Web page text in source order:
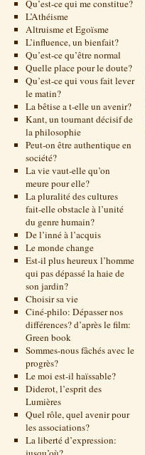
Qu’est-ce qui me constitue?
L’Athéisme
Altruisme et Egoïsme
L’influence, un bienfait?
Qu’est-ce qu’être normal
Quelle place pour le doute?
Qu’est-ce qui vous fait lever
le matin?
La bêtise a t-elle un avenir?
Kant, un tournant décisif de
la philosophie
Peut-on être authentique en
société?
La vie vaut-elle qu’on
meure pour elle?
La pluralité des cultures
fait-elle obstacle à l’unité
du genre humain?
De l’inné à l’acquis
Le monde change
Est-il plus heureux l’homme
qui pas dépassé la haie de
son jardin?
Choisir sa vie
Ciné-philo: Dépasser nos
différences? d’après le film:
Green book
Sommes-nous fâchés avec le
progrès?
Le moi est-il haïssable?
Diderot, l’esprit des
Lumières
Quel rôle, quel avenir pour
les associations?
La liberté d’expression: